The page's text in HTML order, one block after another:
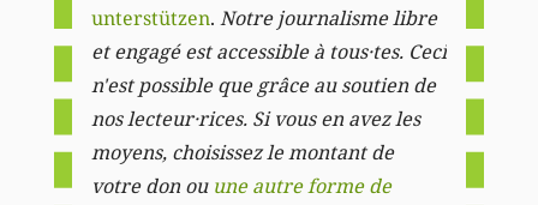
unterstützen. Notre journalisme libre
et engagé est accessible à tous·tes. Ceci
n'est possible que grâce au soutien de
nos lecteur·rices. Si vous en avez les
moyens, choisissez le montant de
votre don ou une autre forme de